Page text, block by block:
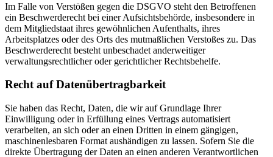
Im Falle von Verstößen gegen die DSGVO steht den Betroffenen
ein Beschwerderecht bei einer Aufsichtsbehörde, insbesondere in
dem Mitgliedstaat ihres gewöhnlichen Aufenthalts, ihres
Arbeitsplatzes oder des Orts des mutmaßlichen Verstoßes zu. Das
Beschwerderecht besteht unbeschadet anderweitiger
verwaltungsrechtlicher oder gerichtlicher Rechtsbehelfe.
Recht auf Datenübertragbarkeit
Sie haben das Recht, Daten, die wir auf Grundlage Ihrer
Einwilligung oder in Erfüllung eines Vertrags automatisiert
verarbeiten, an sich oder an einen Dritten in einem gängigen,
maschinenlesbaren Format aushändigen zu lassen. Sofern Sie die
direkte Übertragung der Daten an einen anderen Verantwortlichen